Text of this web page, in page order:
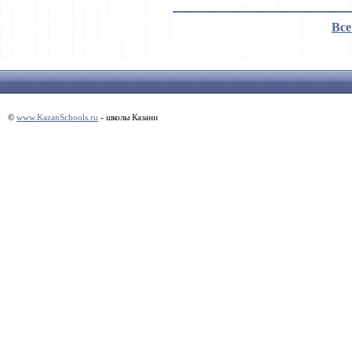
© www.KazanSchools.ru - школы Казани